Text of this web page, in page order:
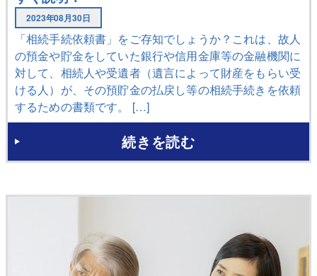
2023年08月30日
「相続手続依頼書」をご存知でしょうか？これは、故人
の預金や貯金をしていた銀行や信用金庫等の金融機関に
対して、相続人や受遺者（遺言によって財産をもらい受
ける人）が、その預貯金の払戻し等の相続手続きを依頼
するための書類です。 […]
続きを読む